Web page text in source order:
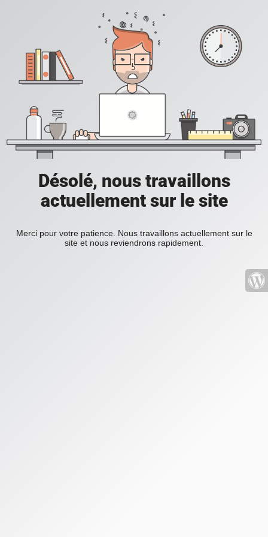
Désolé, nous travaillons
actuellement sur le site
Merci pour votre patience. Nous travaillons actuellement sur le
site et nous reviendrons rapidement.